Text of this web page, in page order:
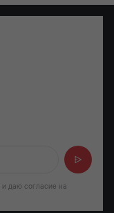
и даю согласие на